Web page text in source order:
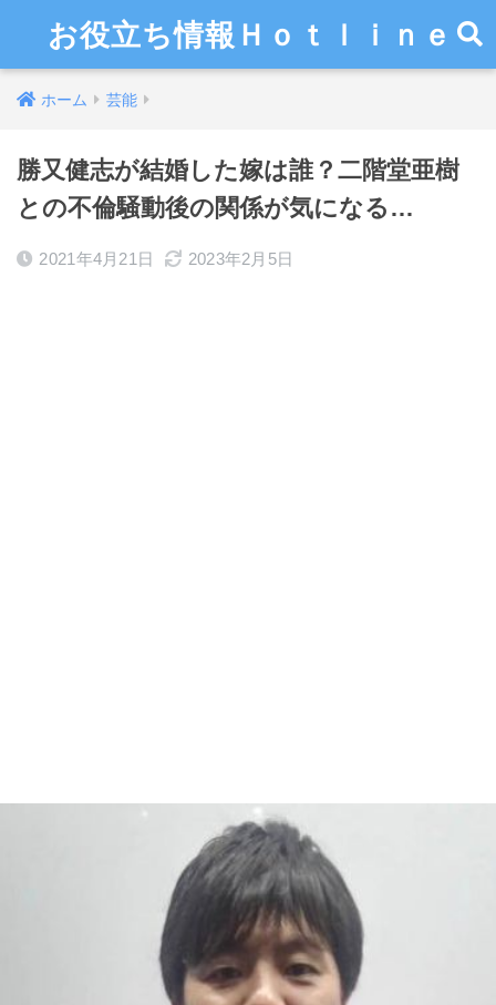
お役立ち情報Ｈｏｔｌｉｎｅ
ホーム 芸能
勝又健志が結婚した嫁は誰？二階堂亜樹
との不倫騒動後の関係が気になる…
2021年4月21日 2023年2月5日